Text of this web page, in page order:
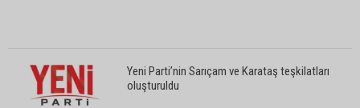
Yeni Parti’nin Sarıçam ve Karataş teşkilatları
oluşturuldu